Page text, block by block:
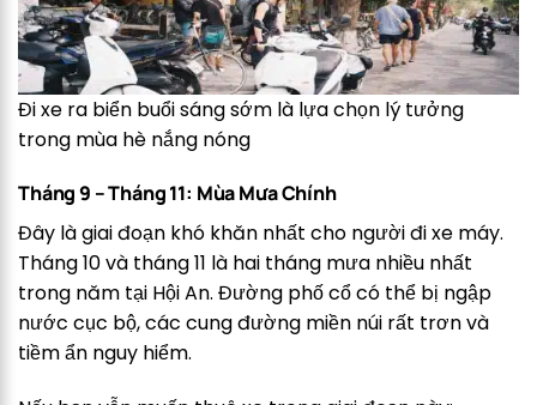
Đi xe ra biển buổi sáng sớm là lựa chọn lý tưởng
trong mùa hè nắng nóng
Tháng 9 – Tháng 11: Mùa Mưa Chính
Đây là giai đoạn khó khăn nhất cho người đi xe máy.
Tháng 10 và tháng 11 là hai tháng mưa nhiều nhất
trong năm tại Hội An. Đường phố cổ có thể bị ngập
nước cục bộ, các cung đường miền núi rất trơn và
tiềm ẩn nguy hiểm.